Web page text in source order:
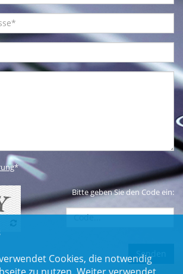
*
Bitte geben Sie den Code ein:
Cookies, die notwendig